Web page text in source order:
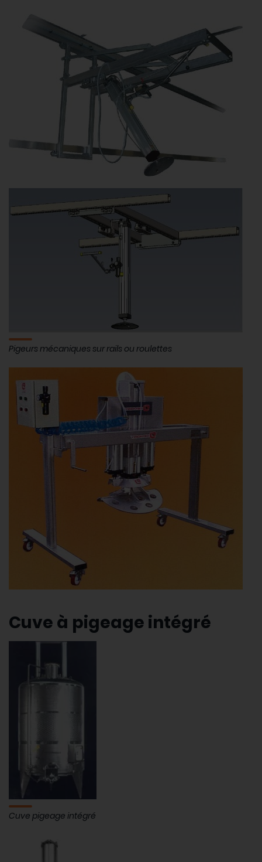
Pigeurs mécaniques sur rails ou roulettes
Cuve à pigeage intégré
Cuve pigeage intégré